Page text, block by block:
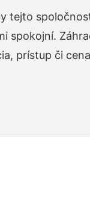
tejto
spokojní.
prístup či